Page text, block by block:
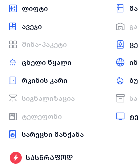
ლიფტი
ავეჯი
მინა-პაკეტი
ცხელი წყალი
რკინის კარი
სიგნალიზაცია
ტელეფონი
სარეცხი მანქანა
სასწრაფოდ